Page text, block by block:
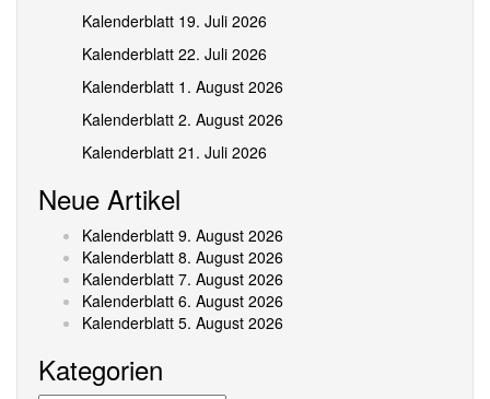
Kalenderblatt 19. Juli 2026
Kalenderblatt 22. Juli 2026
Kalenderblatt 1. August 2026
Kalenderblatt 2. August 2026
Kalenderblatt 21. Juli 2026
Neue Artikel
Kalenderblatt 9. August 2026
Kalenderblatt 8. August 2026
Kalenderblatt 7. August 2026
Kalenderblatt 6. August 2026
Kalenderblatt 5. August 2026
Kategorien